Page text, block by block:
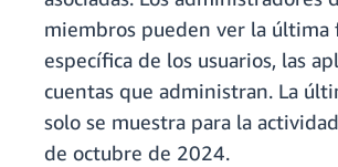
miembros pueden ver la última
específica de los usuarios, las
cuentas que administran. La
solo se muestra para la
de octubre de 2024.